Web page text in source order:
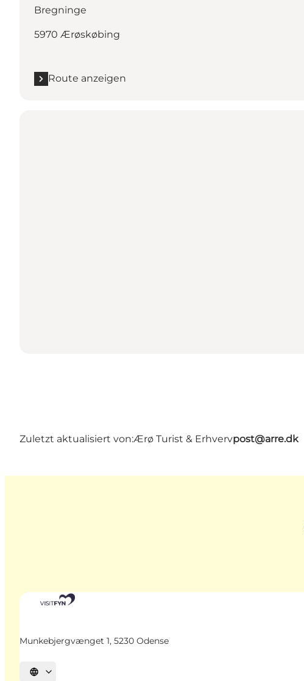
Bregninge
5970 Ærøskøbing
Route anzeigen
Zuletzt aktualisiert von:Ærø Turist & Erhvervpost@arre.dk
Munkebjergvænget 1, 5230 Odense
Sprache auswählen